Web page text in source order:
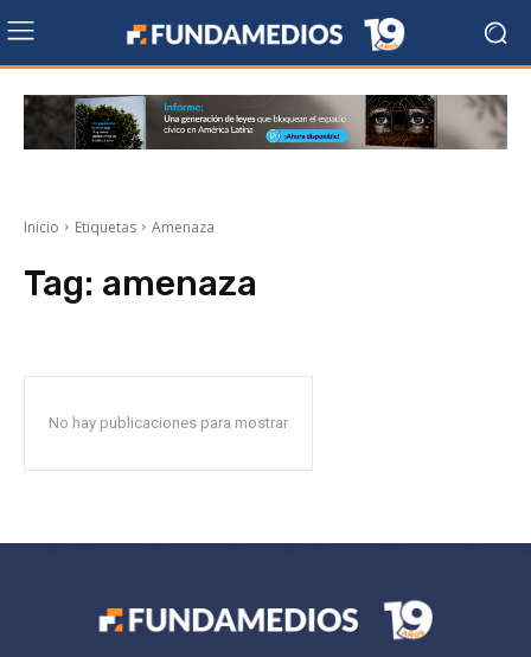
Inicio Etiquetas Amenaza
Tag: amenaza
No hay publicaciones para mostrar